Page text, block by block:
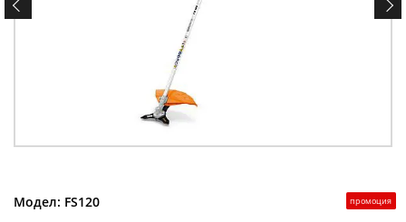
промоция
Модел: FS120